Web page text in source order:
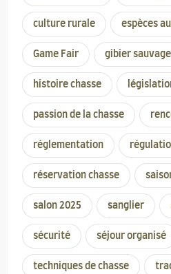
culture rurale espèces
Game Fair gibier sauvage
histoire chasse
passion de la chasse
réglementation
réservation chasse
salon 2025 sanglier
sécurité séjour organisé
techniques de chasse